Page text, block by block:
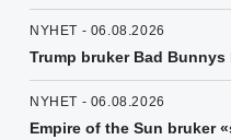
NYHET - 06.08.2026
Trump bruker Bad Bunnys
NYHET - 06.08.2026
Empire of the Sun bruker